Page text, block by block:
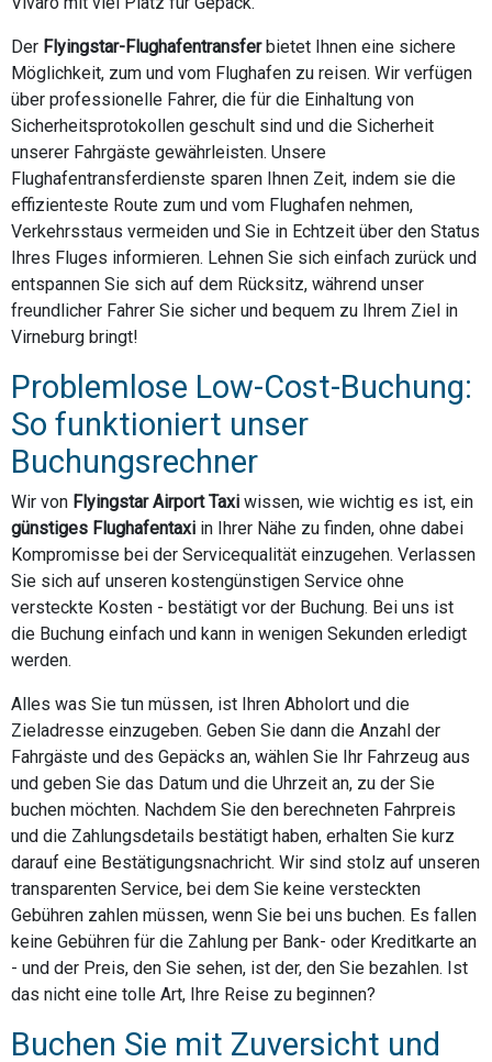
Der Flyingstar-Flughafentransferbietet Ihnen eine sichere
Möglichkeit, zum und vom Flughafen zu reisen. Wir verfügen
über professionelle Fahrer, die für die Einhaltung von
Sicherheitsprotokollen geschult sind und die Sicherheit
unserer Fahrgäste gewährleisten. Unsere
Flughafentransferdienste sparen Ihnen Zeit, indem sie die
effizienteste Route zum und vom Flughafen nehmen,
Verkehrsstaus vermeiden und Sie in Echtzeit über den Status
Ihres Fluges informieren. Lehnen Sie sich einfach zurück und
entspannen Sie sich auf dem Rücksitz, während unser
freundlicher Fahrer Sie sicher und bequem zu Ihrem Ziel in
Virneburg bringt!
Problemlose Low-Cost-Buchung:
So funktioniert unser
Buchungsrechner
Wir von Flyingstar Airport Taxi wissen, wie wichtig es ist, ein
günstiges Flughafentaxi in Ihrer Nähe zu finden, ohne dabei
Kompromisse bei der Servicequalität einzugehen. Verlassen
Sie sich auf unseren kostengünstigen Service ohne
versteckte Kosten - bestätigt vor der Buchung. Bei uns ist
die Buchung einfach und kann in wenigen Sekunden erledigt
werden.
Alles was Sie tun müssen, ist Ihren Abholort und die
Zieladresse einzugeben. Geben Sie dann die Anzahl der
Fahrgäste und des Gepäcks an, wählen Sie Ihr Fahrzeug aus
und geben Sie das Datum und die Uhrzeit an, zu der Sie
buchen möchten. Nachdem Sie den berechneten Fahrpreis
und die Zahlungsdetails bestätigt haben, erhalten Sie kurz
darauf eine Bestätigungsnachricht. Wir sind stolz auf unseren
transparenten Service, bei dem Sie keine versteckten
Gebühren zahlen müssen, wenn Sie bei uns buchen. Es fallen
keine Gebühren für die Zahlung per Bank- oder Kreditkarte an
- und der Preis, den Sie sehen, ist der, den Sie bezahlen. Ist
das nicht eine tolle Art, Ihre Reise zu beginnen?
Buchen Sie mit Zuversicht und